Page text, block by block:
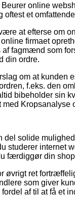
Beurer online
oftest et
at efterse om
firmaet
fagmænd som
din ordre.
om at
f.eks. den
bibeholder sin
Kropsanalyse
del solide
studerer internet
færdiggør din
øvrigt ret
som giver
af til at få et